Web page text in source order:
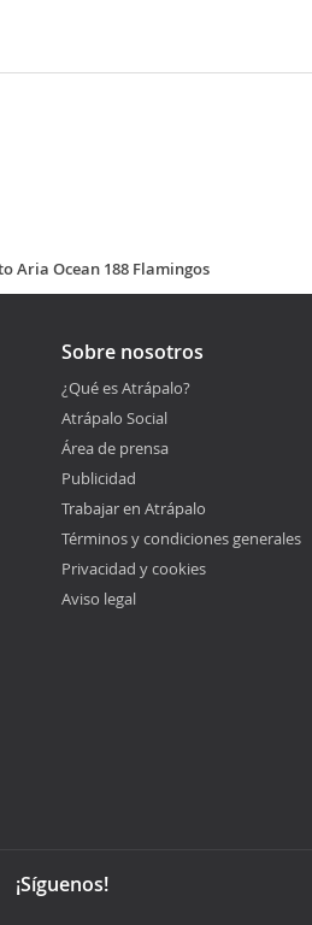
Aria Ocean 188 Flamingos
Sobre nosotros
¿Qué es Atrápalo?
Atrápalo Social
Área de prensa
Publicidad
Trabajar en Atrápalo
Términos y condiciones generales
Privacidad y cookies
Aviso legal
¡Síguenos!